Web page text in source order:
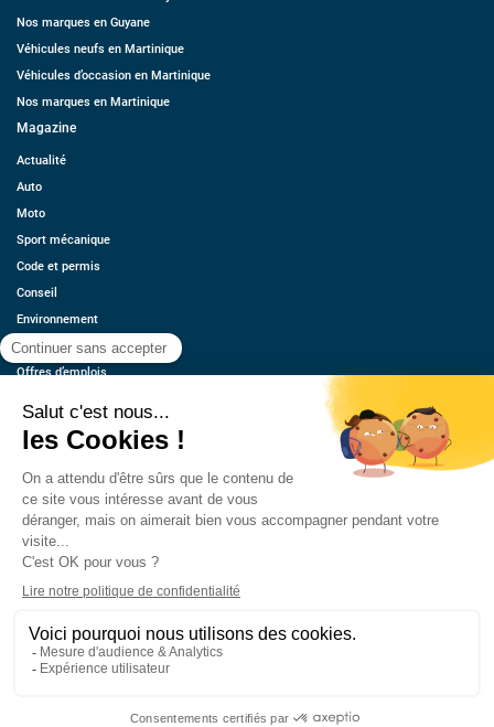
Nos marques en Guyane
Véhicules neufs en Martinique
Véhicules d’occasion en Martinique
Nos marques en Martinique
Magazine
Actualité
Auto
Moto
Sport mécanique
Code et permis
Conseil
Environnement
Économie
Offres d’emplois
Contact
Estimez votre voiture
Mentions légales
CGU